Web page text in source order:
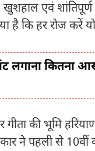
खुशहाल एवं
है कि हर रोज करें
लगाना कितना
की भूमि
ने पहली से 10वीं